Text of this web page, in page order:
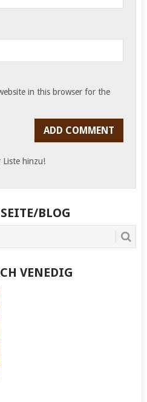
in this browser for the
Liste hinzu!
BLOG
VENEDIG